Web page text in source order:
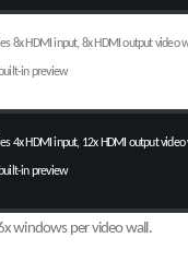
8x HDMI input, 8x HDMI output video
in preview
4x HDMI input, 12x HDMI output
in preview
windows per video wall.